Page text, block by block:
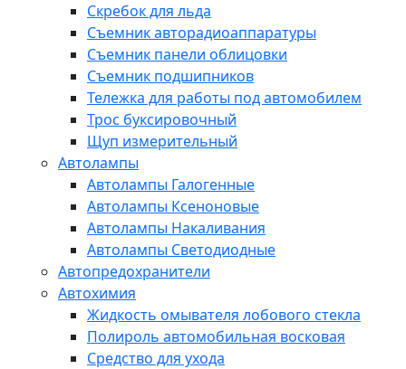
Скребок для льда
Съемник авторадиоаппаратуры
Съемник панели облицовки
Съемник подшипников
Тележка для работы под автомобилем
Трос буксировочный
Щуп измерительный
Автолампы
Автолампы Галогенные
Автолампы Ксеноновые
Автолампы Накаливания
Автолампы Светодиодные
Автопредохранители
Автохимия
Жидкость омывателя лобового стекла
Полироль автомобильная восковая
Средство для ухода